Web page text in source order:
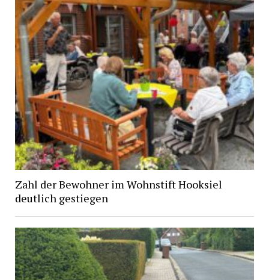
Zahl der Bewohner im Wohnstift Hooksiel
deutlich gestiegen